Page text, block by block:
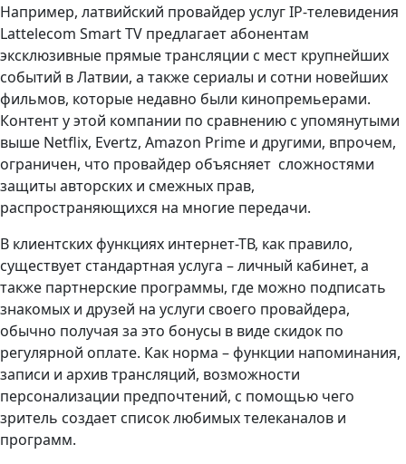
Например, латвийский провайдер услуг IP-телевидения
Lattelecom Smart TV предлагает абонентам
эксклюзивные прямые трансляции с мест крупнейших
событий в Латвии, а также сериалы и сотни новейших
фильмов, которые недавно были кинопремьерами.
Контент у этой компании по сравнению с упомянутыми
выше Netflix, Evertz, Amazon Prime и другими, впрочем,
ограничен, что провайдер объясняет сложностями
защиты авторских и смежных прав,
распространяющихся на многие передачи.
В клиентских функциях интернет-ТВ, как правило,
существует стандартная услуга – личный кабинет, а
также партнерские программы, где можно подписать
знакомых и друзей на услуги своего провайдера,
обычно получая за это бонусы в виде скидок по
регулярной оплате. Как норма – функции напоминания,
записи и архив трансляций, возможности
персонализации предпочтений, с помощью чего
зритель создает список любимых телеканалов и
программ.